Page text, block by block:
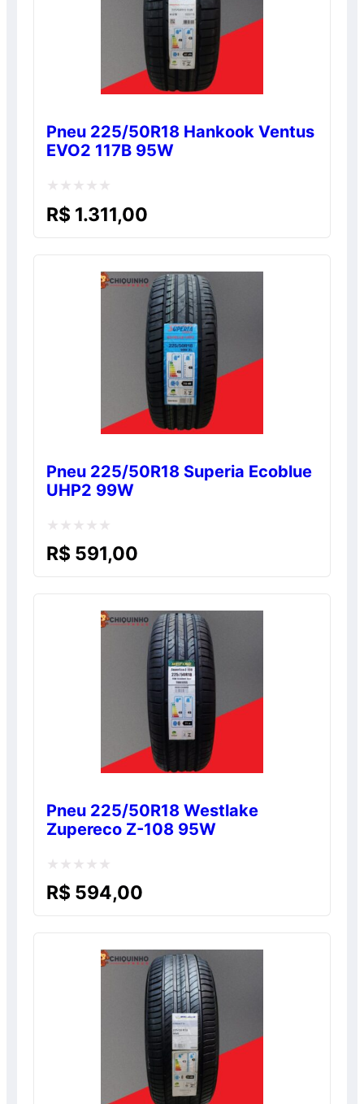
Pneu 225/50R18 Hankook Ventus
EVO2 117B 95W
Avaliação
R$ 1.311,00
Pneu 225/50R18 Superia Ecoblue
UHP2 99W
Avaliação
R$ 591,00
Pneu 225/50R18 Westlake
Zupereco Z-108 95W
Avaliação
R$ 594,00